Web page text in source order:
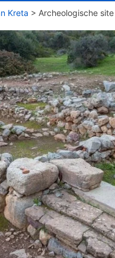
Kreta > Archeologische